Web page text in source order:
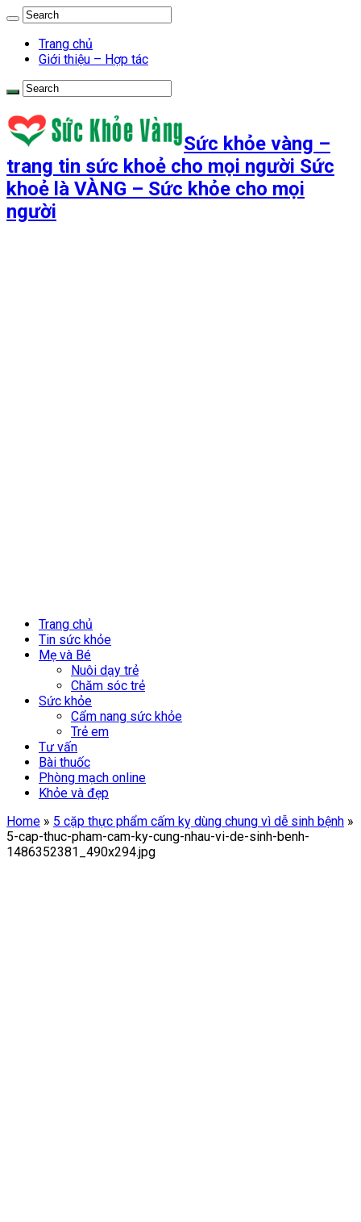
Trang chủ
Giới thiệu – Hợp tác
Sức khỏe vàng –
trang tin sức khoẻ cho mọi người Sức
khoẻ là VÀNG – Sức khỏe cho mọi
người
Trang chủ
Tin sức khỏe
Mẹ và Bé
Nuôi dạy trẻ
Chăm sóc trẻ
Sức khỏe
Cẩm nang sức khỏe
Trẻ em
Tư vấn
Bài thuốc
Phòng mạch online
Khỏe và đẹp
Home » 5 cặp thực phẩm cấm kỵ dùng chung vì dễ sinh bệnh »
5-cap-thuc-pham-cam-ky-cung-nhau-vi-de-sinh-benh-
1486352381_490x294.jpg